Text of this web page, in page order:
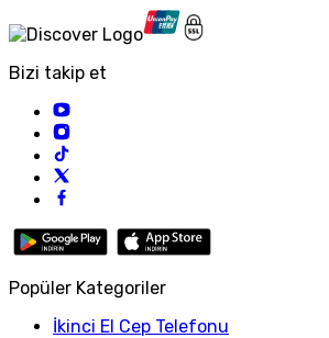
Bizi takip et
Popüler Kategoriler
İkinci El Cep Telefonu